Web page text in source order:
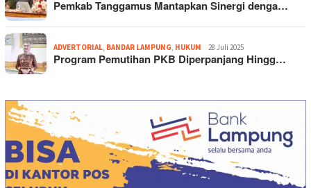
Pemkab Tanggamus Mantapkan Sinergi denga…
ADVERTORIAL BANDAR LAMPUNG HUKUM 28 Juli 2025
Program Pemutihan PKB Diperpanjang Hingg…